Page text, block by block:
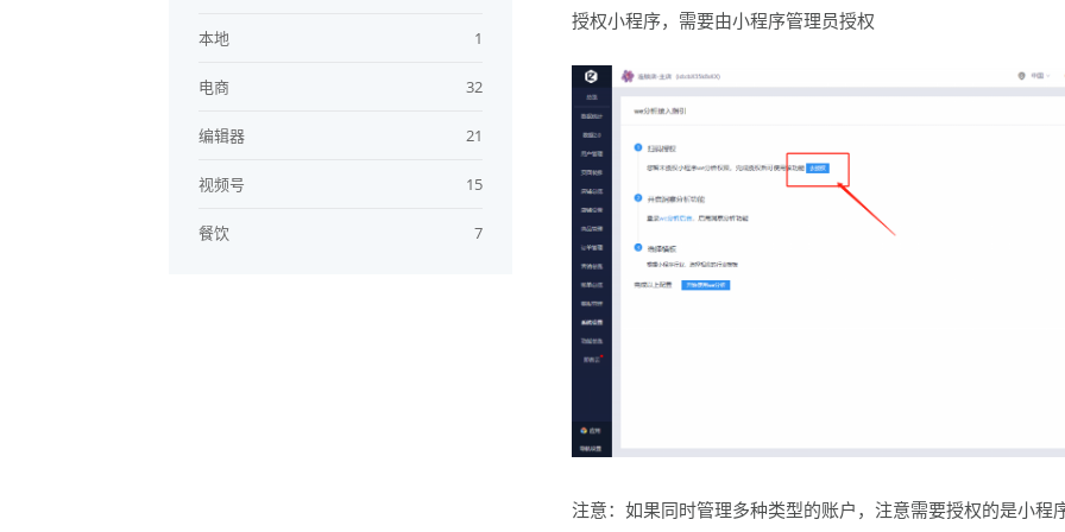
授权小程序，需要由小程序管理员授权
注意：如果同时管理多种类型的账户，注意需要授权的是小程
本地 1
电商 32
编辑器 21
视频号 15
餐饮 7